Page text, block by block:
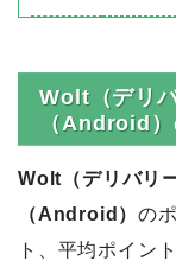
Wolt（デリ
（Android
Wolt（デリバリ
（Android）の
ト、平均ポイン